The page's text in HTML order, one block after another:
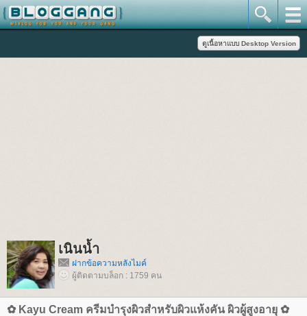
เนินน้ำ
ฝากข้อความหลังไมค์
ผู้ติดตามบล็อก : 1759 คน
✿ Kayu Cream ครีมบำรุงผิวสำหรับผิวแห้งคัน ผิวผู้สูงอายุ ✿